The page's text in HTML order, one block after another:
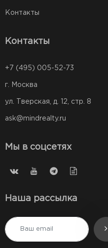
Контакты
Контакты
+7 (495) 005-52-73
г. Москва
ул. Тверская, д. 12, стр. 8
ask@mindrealty.ru
Мы в соцсетях
Наша рассылка